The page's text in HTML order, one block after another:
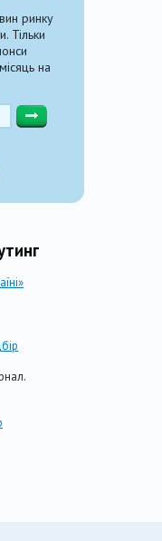
ринку
Тільки
на